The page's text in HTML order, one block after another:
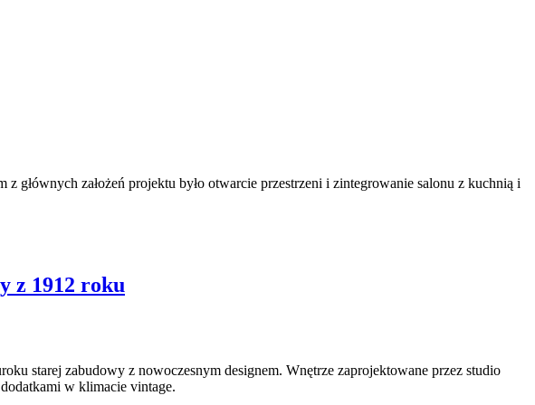
założeń projektu było otwarcie przestrzeni i zintegrowanie salonu z kuchnią i
z 1912 roku
starej zabudowy z nowoczesnym designem. Wnętrze zaprojektowane przez studio
w klimacie vintage.